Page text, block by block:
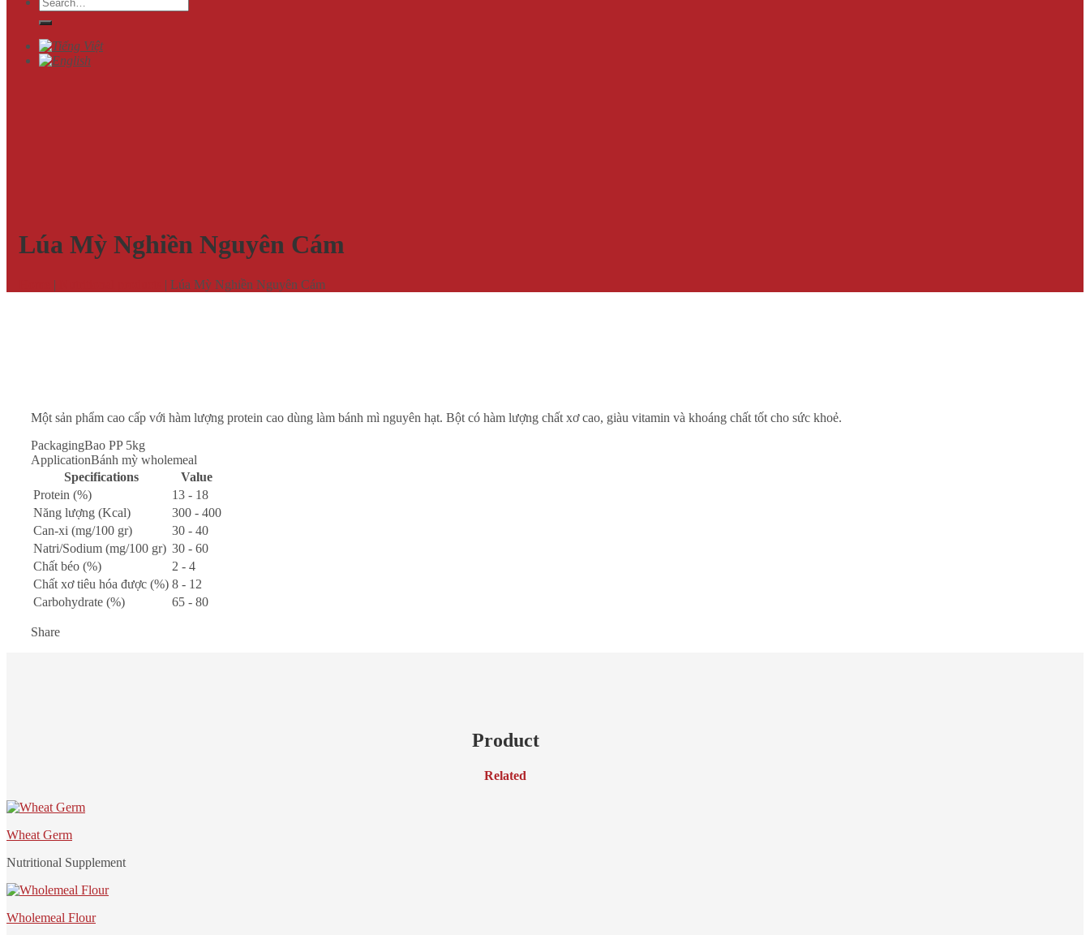
for:
Lúa Mỳ Nghiền Nguyên Cám
| | Lúa Mỳ Nghiền Nguyên Cám
Một sản phẩm cao cấp với hàm lượng protein cao dùng làm bánh mì nguyên hạt. Bột có hàm lượng chất xơ cao, giàu vitamin và khoáng chất tốt cho sức khoẻ.
PackagingBao PP 5kg
ApplicationBánh mỳ wholemeal
Specifications
Value
Protein (%)
13 - 18
Năng lượng (Kcal)
300 - 400
Can-xi (mg/100 gr)
30 - 40
Natri/Sodium (mg/100 gr) 30 - 60
Chất béo (%)
2 - 4
Chất xơ tiêu hóa được (%) 8 - 12
Carbohydrate (%)
65 - 80
Share
Product
Related
Wheat Germ
Nutritional Supplement
Wholemeal Flour